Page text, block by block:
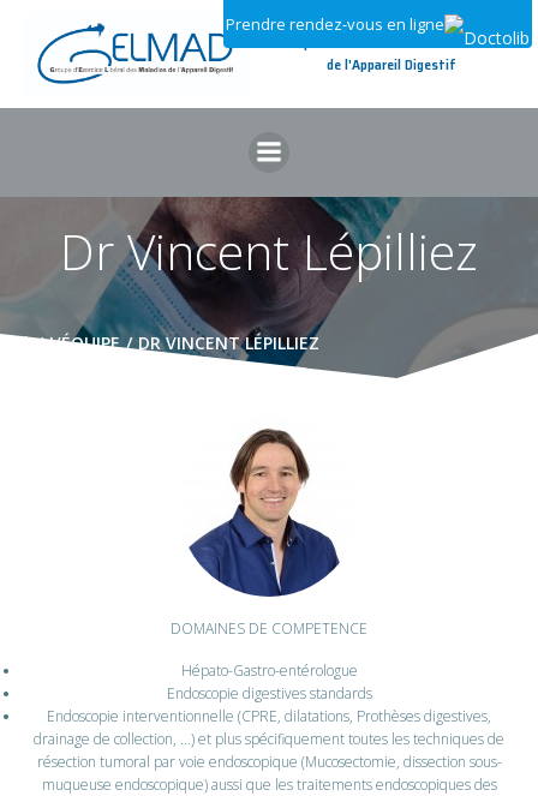
Prendre rendez-vous en ligne
au
contenu
Groupe d'Exercice Libéral des Maladies
de l'Appareil Digestif
Dr Vincent Lépilliez
L’ÉQUIPE DR VINCENT LÉPILLIEZ
DOMAINES DE COMPETENCE
Hépato-Gastro-entérologue
Endoscopie digestives standards
Endoscopie interventionnelle (CPRE, dilatations, Prothèses digestives,
drainage de collection, …) et plus spécifiquement toutes les techniques de
résection tumoral par voie endoscopique (Mucosectomie, dissection sous-
muqueuse endoscopique) aussi que les traitements endoscopiques des